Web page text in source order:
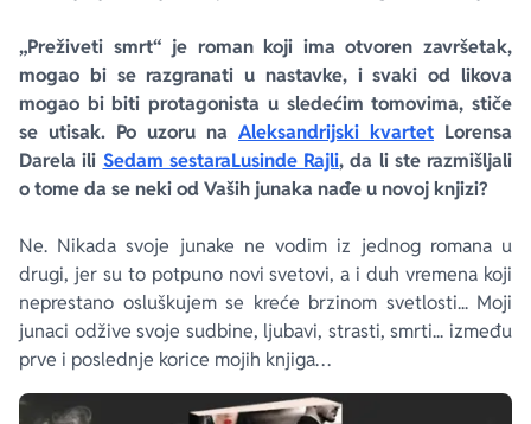
„Preživeti smrt“ je roman koji ima otvoren završetak,
mogao bi se razgranati u nastavke, i svaki od likova
mogao bi biti protagonista u sledećim tomovima, stiče
se utisak. Po uzoru na Aleksandrijski kvartet Lorensa
Darela ili Sedam sestaraLusinde Rajli, da li ste razmišljali
o tome da se neki od Vaših junaka nađe u novoj knjizi?
Ne. Nikada svoje junake ne vodim iz jednog romana u
drugi, jer su to potpuno novi svetovi, a i duh vremena koji
neprestano osluškujem se kreće brzinom svetlosti... Moji
junaci odžive svoje sudbine, ljubavi, strasti, smrti... između
prve i poslednje korice mojih knjiga…